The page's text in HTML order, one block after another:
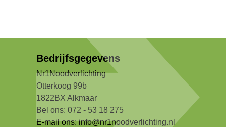
Bedrijfsgegevens
Nr1Noodverlichting
Otterkoog 99b
1822BX Alkmaar
Bel ons: 072 - 53 18 275
E-mail ons:info@nr1noodverlichting.nl